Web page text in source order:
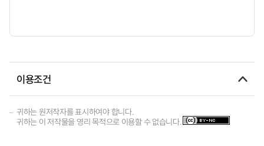
이용조건
귀하는 원저작자를 표시하여야 합니다.
귀하는 이 저작물을 영리 목적으로 이용할 수 없습니다.